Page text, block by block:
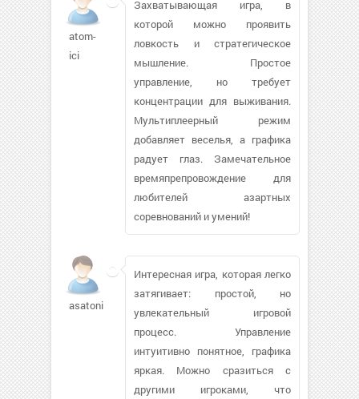
atom-
ici
Захватывающая игра, в
которой можно проявить
ловкость и стратегическое
мышление. Простое
управление, но требует
концентрации для выживания.
Мультиплеерный режим
добавляет веселья, а графика
радует глаз. Замечательное
времяпрепровождение для
любителей азартных
соревнований и умений!
asatonin
Интересная игра, которая легко
затягивает: простой, но
увлекательный игровой
процесс. Управление
интуитивно понятное, графика
яркая. Можно сразиться с
другими игроками, что